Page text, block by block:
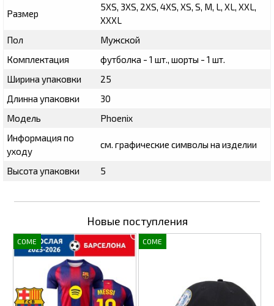
Размер
5XS, 3XS, 2XS, 4XS, XS, S, M, L, XL, XXL,
XXXL
Пол
Мужской
Комплектация
футболка - 1 шт., шорты - 1 шт.
Ширина упаковки
25
Длинна упаковки
30
Модель
Phoenix
Информация по
уходу
см. графические символы на изделии
Высота упаковки 5
Новые поступления
COME COME